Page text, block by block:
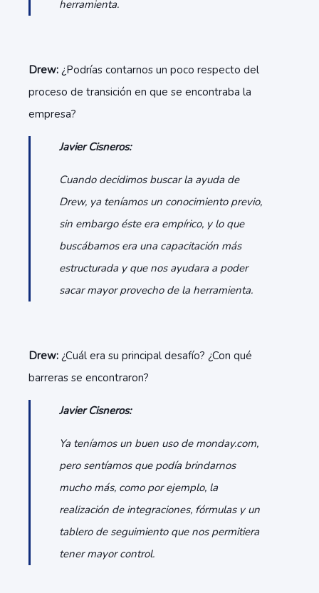
herramienta.
Drew: ¿Podrías contarnos un poco respecto del
proceso de transición en que se encontraba la
empresa?
Javier Cisneros:
Cuando decidimos buscar la ayuda de
Drew, ya teníamos un conocimiento previo,
sin embargo éste era empírico, y lo que
buscábamos era una capacitación más
estructurada y que nos ayudara a poder
sacar mayor provecho de la herramienta.
Drew: ¿Cuál era su principal desafío? ¿Con qué
barreras se encontraron?
Javier Cisneros:
Ya teníamos un buen uso de monday.com,
pero sentíamos que podía brindarnos
mucho más, como por ejemplo, la
realización de integraciones, fórmulas y un
tablero de seguimiento que nos permitiera
tener mayor control.